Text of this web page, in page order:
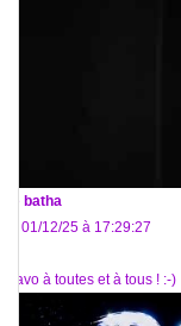
batha
Le 01/12/25 à 17:29:27
Bravo à toutes et à tous ! :-)